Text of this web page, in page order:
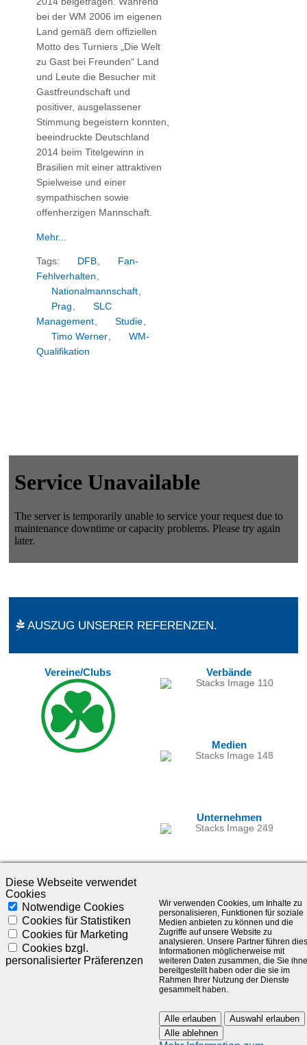
bei der WM 2006 im eigenen
Land gemäß dem offiziellen
Motto des Turniers „Die Welt
zu Gast bei Freunden“ Land
und Leute die Besucher mit
Gastfreundschaft und
positiver, ausgelassener
Stimmung begeistern konnten,
beeindruckte Deutschland
2014 beim Titelgewinn in
Brasilien mit einer attraktiven
Spielweise und einer
sympathischen sowie
offenherzigen Mannschaft.
Mehr...
Tags: DFB,
Fan-
Fehlverhalten ,
Nationalmannschaft,
Prag ,
SLC
Management, Studie,
Timo Werner,
WM-
Qualifikation
AUSZUG UNSERER REFERENZEN.
Vereine/Clubs Verbände
Medien
Unternehmen
©1985-2025 - SLC Management GmbH |Impressum
Visionär. Kompetent. Leidenschaftlich.
Treten Sie in Kontakt mit uns und bleiben Sie auf dem Laufenden:
Diese Webseite verwendet
Cookies
Notwendige Cookies
Cookies für Statistiken
Cookies für Marketing
Cookies bzgl.
personalisierter Präferenzen
Wir verwenden Cookies, um Inhalte zu
personalisieren, Funktionen für soziale
Medien anbieten zu können und die
Zugriffe auf unsere Website zu
analysieren. Unsere Partner führen
Informationen möglicherweise mit
weiteren Daten zusammen, die Sie
bereitgestellt haben oder die sie im
Rahmen Ihrer Nutzung der Dienste
gesammelt haben.
Alle erlauben
Auswahl erlauben
Alle ablehnen